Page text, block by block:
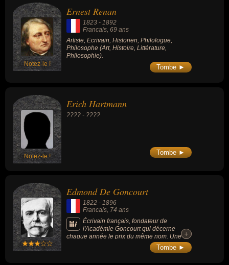
Notez-le !
Ernest Renan
1823 - 1892
Francais, 69 ans
Artiste, Écrivain, Historien, Philologue,
Philosophe (Art, Histoire, Littérature,
Philosophie).
Tombe ►
Notez-le !
Erich Hartmann
???? - ????
Tombe ►
Edmond De Goncourt
1822 - 1896
Francais, 74 ans
Écrivain français, fondateur de
l'Académie Goncourt qui décerne
chaque année le prix du même nom. Une
partie de son œuvre fut écrite en
collaboration avec son frère, Jules de
+
+
Tombe ►